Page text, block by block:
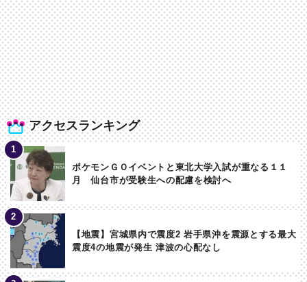
アクセスランキング
ポケモンＧＯイベントと東北大学入試が重なる１１
月 仙台市が受験生への配慮を検討へ
【地震】宮城県内で震度2 岩手県沖を震源とする最大
震度4の地震が発生 津波の心配なし